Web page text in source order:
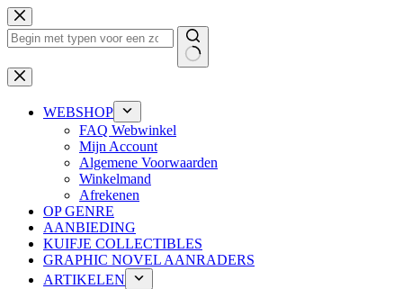
Ga
naar
de
Geen
resultaten
WEBSHOP
FAQ Webwinkel
Mijn Account
Algemene Voorwaarden
Winkelmand
Afrekenen
OP GENRE
AANBIEDING
KUIFJE COLLECTIBLES
GRAPHIC NOVEL AANRADERS
ARTIKELEN